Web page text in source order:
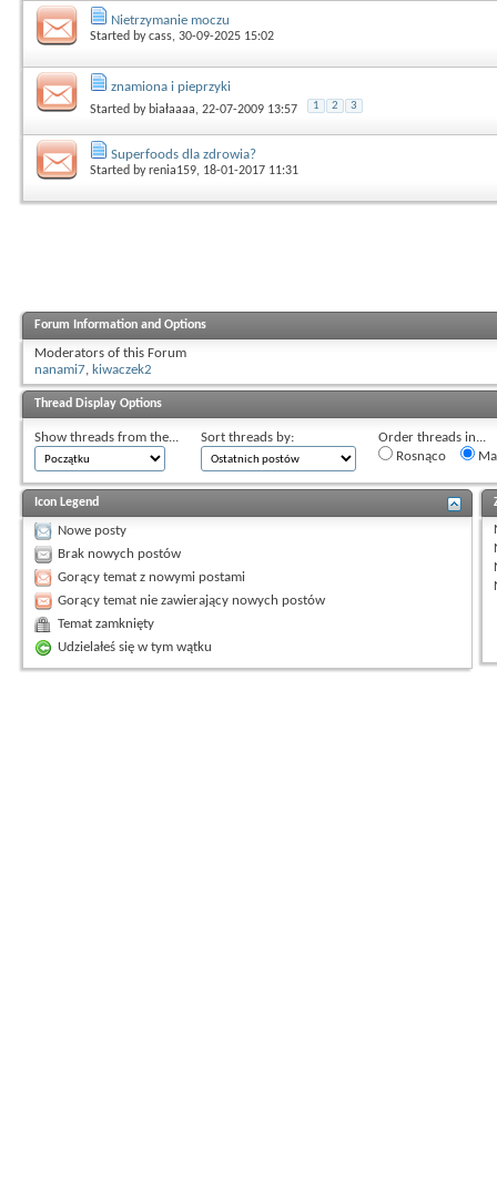
Nietrzymanie moczu
Started bycass, 30-09-2025 15:02
znamiona i pieprzyki
Started bybiałaaaa, 22-07-2009 13:57 1 2 3
Superfoods dla zdrowia?
Started byrenia159, 18-01-2017 11:31
Forum Information and Options
Moderators of this Forum
nanami7, kiwaczek2
Thread Display Options
Show threads from the... Sort threads by:
Order threads in...
Rosnąco
Icon Legend
Nowe posty
Brak nowych postów
Gorący temat z nowymi postami
Gorący temat nie zawierający nowych postów
Temat zamknięty
Udzielałeś się w tym wątku